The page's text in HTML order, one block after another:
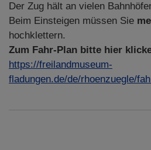
Der Zug hält an vielen
Beim Einsteigen müssen Sie
hochklettern.
Zum Fahr-Plan bitte hier
https://freilandmuseum-
fladungen.de/de/rhoenzuegle/